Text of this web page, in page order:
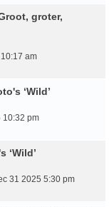
groter,
am
‘Wild’
10:32 pm
‘Wild’
31 2025 5:30 pm